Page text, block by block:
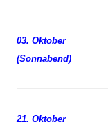
03. Oktober
(Sonnabend)
21. Oktober